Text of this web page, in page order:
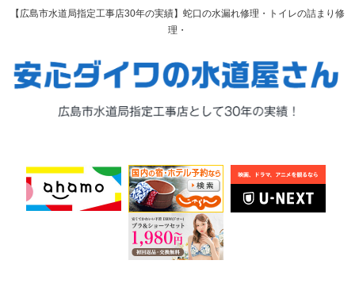
【広島市水道局指定工事店30年の実績】蛇口の水漏れ修理・トイレの詰まり修
理・